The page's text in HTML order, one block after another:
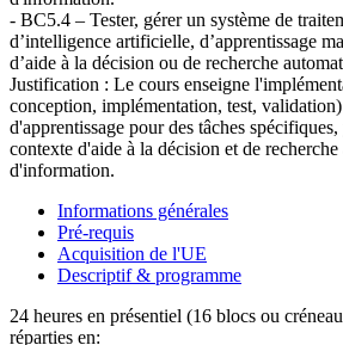
- BC5.4 – Tester, gérer un système de
d’intelligence artificielle, d’apprentissage
d’aide à la décision ou de recherche
Justification : Le cours enseigne
conception, implémentation, test,
d'apprentissage pour des tâches
contexte d'aide à la décision et de
d'information.
Informations générales
Pré-requis
Acquisition de l'UE
Descriptif & programme
24 heures en présentiel (16 blocs ou
réparties en: